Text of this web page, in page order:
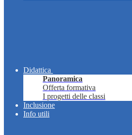
Didattica
Panoramica
Offerta formativa
I progetti delle classi
Inclusione
Info utili